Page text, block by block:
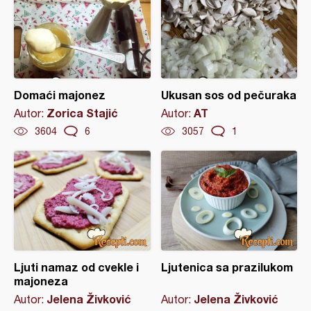
Domaći majonez
Autor: Zorica Stajić
3604 6
Ukusan sos od pečuraka
Autor: AT
3057 1
Ljuti namaz od cvekle i
majoneza
Autor: Jelena Živković
Ljutenica sa prazilukom
Autor: Jelena Živković